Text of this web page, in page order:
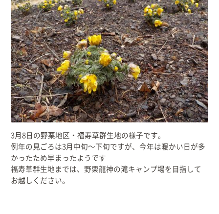
文字サイトマップリンク集プライバシーポリシー
3月8日の野栗地区・福寿草群生地の様子です。
例年の見ごろは3月中旬～下旬ですが、今年は暖かい日が多
かったため早まったようです
福寿草群生地までは、野栗龍神の滝キャンプ場を目指して
お越しください。